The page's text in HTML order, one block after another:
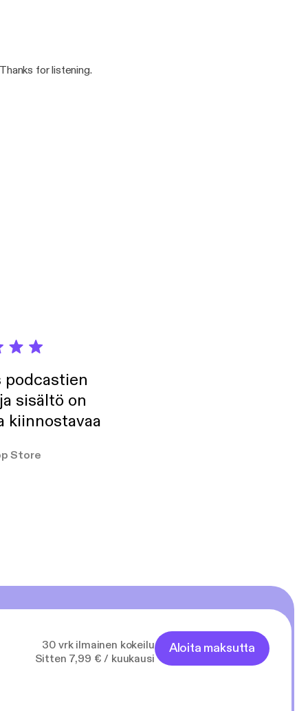
for listening.
podcastien
sisältö on
kiinnostavaa
Store
30 vrk ilmainen kokeilu
Sitten 7,99 € / kuukausi
Aloita maksutta